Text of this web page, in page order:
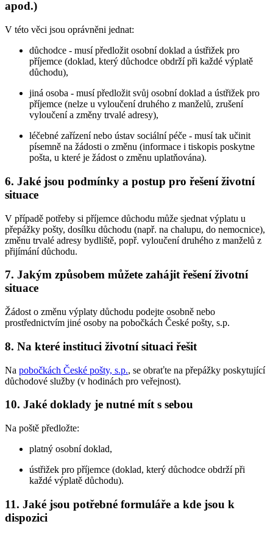
apod.)
V této věci jsou oprávněni jednat:
důchodce - musí předložit osobní doklad a ústřižek pro
příjemce (doklad, který důchodce obdrží při každé výplatě
důchodu),
jiná osoba - musí předložit svůj osobní doklad a ústřižek pro
příjemce (nelze u vyloučení druhého z manželů, zrušení
vyloučení a změny trvalé adresy),
léčebné zařízení nebo ústav sociální péče - musí tak učinit
písemně na žádosti o změnu (informace i tiskopis poskytne
pošta, u které je žádost o změnu uplatňována).
6. Jaké jsou podmínky a postup pro řešení životní
situace
V případě potřeby si příjemce důchodu může sjednat výplatu u
přepážky pošty, dosílku důchodu (např. na chalupu, do nemocnice),
změnu trvalé adresy bydliště, popř. vyloučení druhého z manželů z
přijímání důchodu.
7. Jakým způsobem můžete zahájit řešení životní
situace
Žádost o změnu výplaty důchodu podejte osobně nebo
prostřednictvím jiné osoby na pobočkách České pošty, s.p.
8. Na které instituci životní situaci řešit
Na pobočkách České pošty, s.p., se obraťte na přepážky poskytující
důchodové služby (v hodinách pro veřejnost).
10. Jaké doklady je nutné mít s sebou
Na poště předložte:
platný osobní doklad,
ústřižek pro příjemce (doklad, který důchodce obdrží při
každé výplatě důchodu).
11. Jaké jsou potřebné formuláře a kde jsou k
dispozici